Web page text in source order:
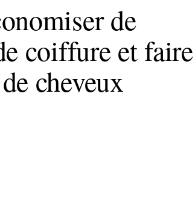
de
coiffure et faire
cheveux